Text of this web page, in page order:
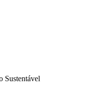
Sustentável